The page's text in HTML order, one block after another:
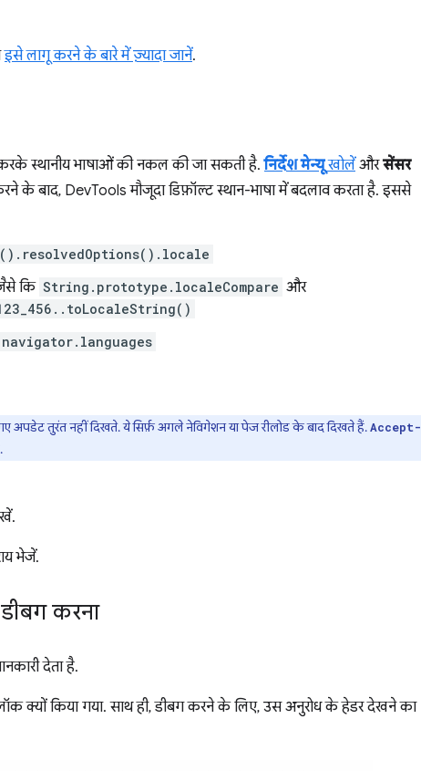
इसे लागू करने के बारे में ज़्यादा जानें.
स्थानीय भाषाओं की नकल की जा सकती है.निर्देश मेन्यूखोलेंऔरसेंसर
के बाद, DevTools मौजूदा डिफ़ॉल्ट स्थान-भाषा में बदलाव करता है. इससे
कि String.prototype.localeCompare और
navigator.languages
अपडेट तुरंत नहीं दिखते. ये सिर्फ़ अगले नेविगेशन या पेज रीलोड के बाद दिखते हैं.Accept-
भेजें.
करना
देता है.
क्यों किया गया. साथ ही, डीबग करने के लिए, उस अनुरोध के हेडर देखने का